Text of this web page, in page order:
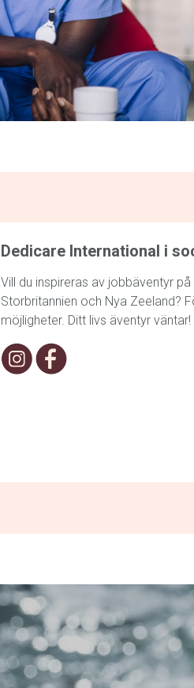
Dedicare International i
Vill du inspireras av jobbäventyr
Storbritannien och Nya Zeeland?
möjligheter. Ditt livs äventyr väntar!